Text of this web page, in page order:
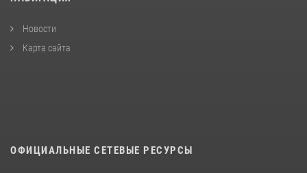
Новости
Карта сайта
ОФИЦИАЛЬНЫЕ СЕТЕВЫЕ РЕСУРСЫ